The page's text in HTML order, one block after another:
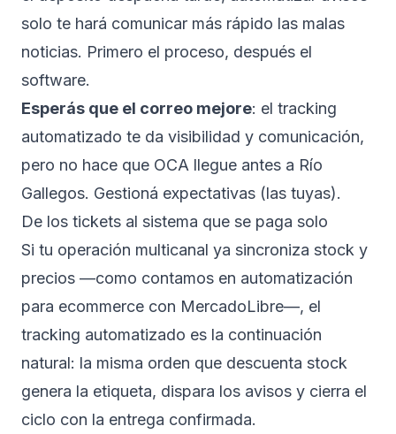
solo te hará comunicar más rápido las malas
noticias. Primero el proceso, después el
software.
Esperás que el correo mejore: el tracking
automatizado te da visibilidad y comunicación,
pero no hace que OCA llegue antes a Río
Gallegos. Gestioná expectativas (las tuyas).
De los tickets al sistema que se paga solo
Si tu operación multicanal ya sincroniza stock y
precios —como contamos en automatización
para ecommerce con MercadoLibre—, el
tracking automatizado es la continuación
natural: la misma orden que descuenta stock
genera la etiqueta, dispara los avisos y cierra el
ciclo con la entrega confirmada.